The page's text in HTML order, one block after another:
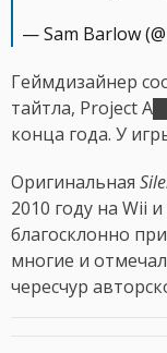
— Sam Barlow
Геймдизайнер
тайтла, Project
конца года. У
Оригинальная
2010 году на Wii
благосклонно
многие и
чересчур